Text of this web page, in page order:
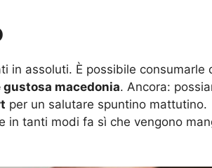
in assoluti. È possibile consumarle
gustosa macedonia. Ancora:
per un salutare spuntino mattutino.
in tanti modi fa sì che vengono